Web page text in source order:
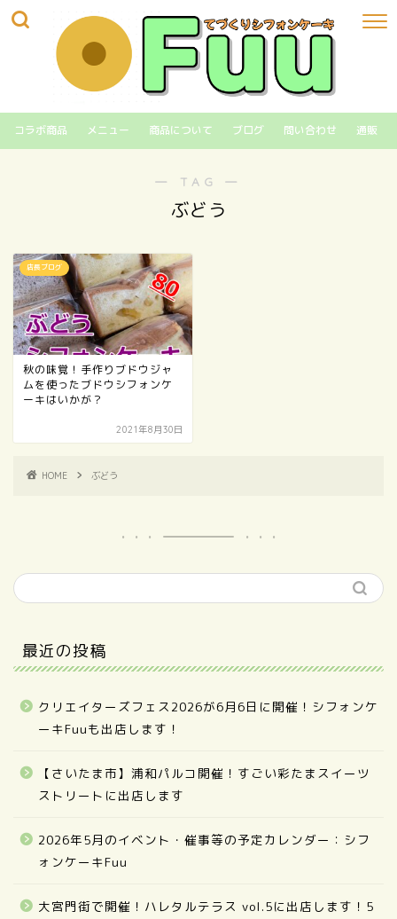
コラボ商品 メニュー 商品について ブログ 問い合わせ 通販
― TAG ―
ぶどう
店長ブログ
秋の味覚！手作りブドウジャ
ムを使ったブドウシフォンケ
ーキはいかが？
2021年8月30日
HOME ぶどう
最近の投稿
クリエイターズフェス2026が6月6日に開催！シフォンケ
ーキFuuも出店します！
【さいたま市】浦和パルコ開催！すごい彩たまスイーツ
ストリートに出店します
2026年5月のイベント・催事等の予定カレンダー：シフ
ォンケーキFuu
大宮門街で開催！ハレタルテラス vol.5に出店します！5